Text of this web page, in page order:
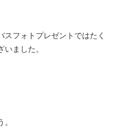
フォトプレゼントではたく
いました。